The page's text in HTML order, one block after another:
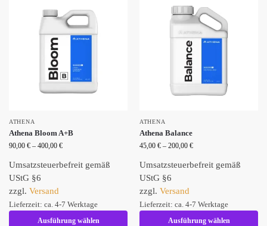
ATHENA
Athena Bloom A+B
90,00 € – 400,00 €
Umsatzsteuerbefreit gemäß
UStG §6
zzgl. Versand
Lieferzeit: ca. 4-7 Werktage
Ausführung wählen
ATHENA
Athena Balance
45,00 € – 200,00 €
Umsatzsteuerbefreit gemäß
UStG §6
zzgl. Versand
Lieferzeit: ca. 4-7 Werktage
Ausführung wählen